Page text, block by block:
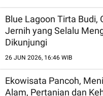
Blue Lagoon Tirta Budi,
Jernih yang Selalu
Dikunjungi
26 JUN 2026, 16:46 WIB
Ekowisata Pancoh,
Alam, Pertanian dan